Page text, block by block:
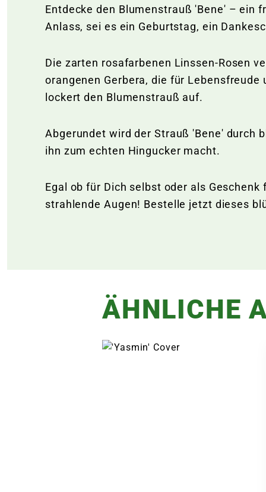
Entdecke den Blumenstrauß 'Bene' – ein
Anlass, sei es ein Geburtstag, ein
Die zarten rosafarbenen Linssen-Rosen
orangenen Gerbera, die für
lockert den Blumenstrauß auf.
Abgerundet wird der Strauß 'Bene' durch
ihn zum echten Hingucker macht.
Egal ob für Dich selbst oder als
strahlende Augen! Bestelle jetzt dieses
ÄHNLICHE